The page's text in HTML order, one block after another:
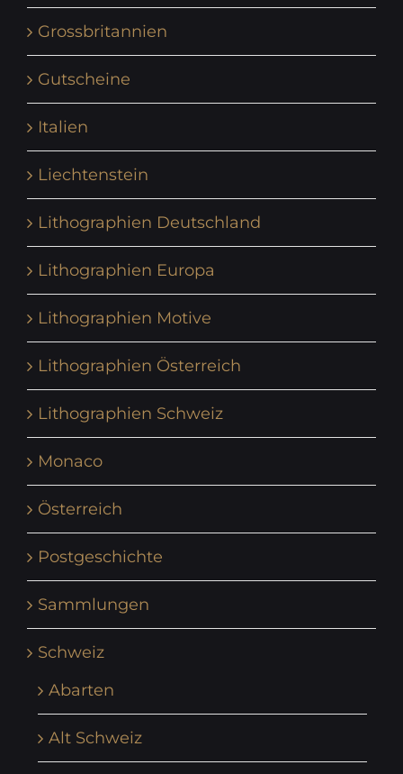
Grossbritannien
Gutscheine
Italien
Liechtenstein
Lithographien Deutschland
Lithographien Europa
Lithographien Motive
Lithographien Österreich
Lithographien Schweiz
Monaco
Österreich
Postgeschichte
Sammlungen
Schweiz
Abarten
Alt Schweiz